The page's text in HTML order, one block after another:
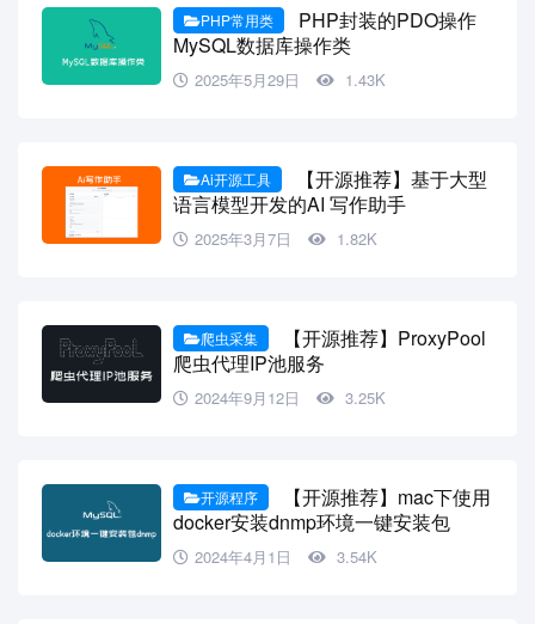
PHP常用类
PHP封装的PDO操作
MySQL数据库操作类
2025年5月29日 1.43K
Ai开源工具
【开源推荐】基于大型
语言模型开发的AI 写作助手
2025年3月7日 1.82K
爬虫采集
【开源推荐】ProxyPool
爬虫代理IP池服务
2024年9月12日 3.25K
开源程序
【开源推荐】mac下使用
docker安装dnmp环境一键安装包
2024年4月1日 3.54K